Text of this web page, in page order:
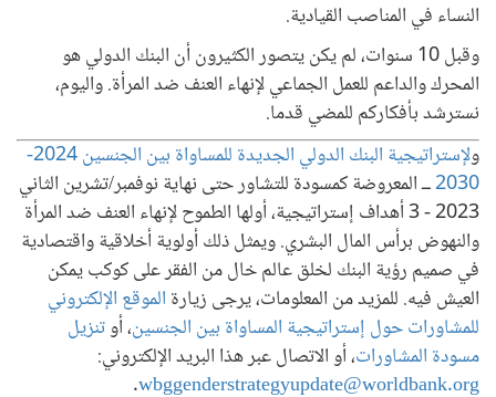
النساء في المناصب القيادية.
وقبل 10 سنوات، لم يكن يتصور الكثيرون أن البنك الدولي هو
المحرك والداعم للعمل الجماعي لإنهاء العنف ضد المرأة. واليوم،
نسترشد بأفكاركم للمضي قدما.
و
لإستراتيجية البنك الدولي الجديدة للمساواة بين الجنسين 2024-
2030ــ المعروضة كمسودة للتشاور حتى نهاية نوفمبر/تشرين الثاني
2023 - 3 أهداف إستراتيجية، أولها الطموح لإنهاء العنف ضد المرأة
والنهوض برأس المال البشري. ويمثل ذلك أولوية أخلاقية واقتصادية
في صميم رؤية البنك لخلق عالم خال من الفقر على كوكب يمكن
العيش فيه. للمزيد من المعلومات، يرجى زيارة الموقع الإلكتروني
للمشاورات حول إستراتيجية المساواة بين الجنسين، أوتنزيل
مسودة المشاورات، أو الاتصال عبر هذا البريد الإلكتروني:
wbggenderstrategyupdate@worldbank.org
.